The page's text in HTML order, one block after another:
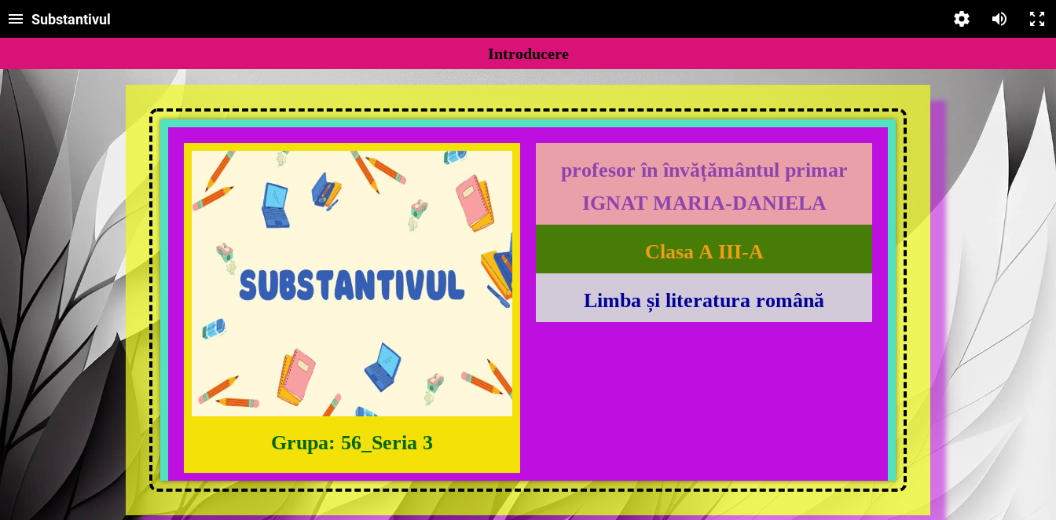
Substantivul
Introducere
Grupa: 56_Seria 3
profesor în învățământul primar
IGNAT MARIA-DANIELA
Clasa A III-A
Limba și literatura română